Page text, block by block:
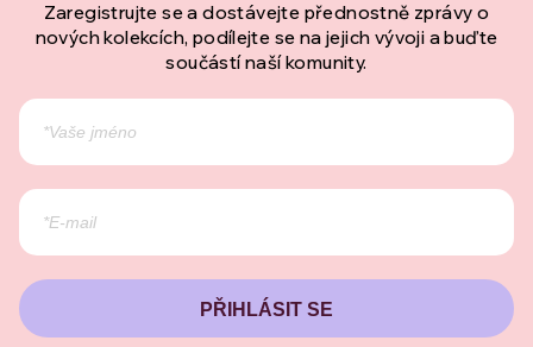
Zaregistrujte se a dostávejte přednostně zprávy o
nových kolekcích, podílejte se na jejich vývoji a buďte
součástí naší komunity.
PŘIHLÁSIT SE